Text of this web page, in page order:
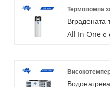
надеждно
жилищни и
Специално
интерфейс
Термопомпа
All In One е
хладилен
контролер,